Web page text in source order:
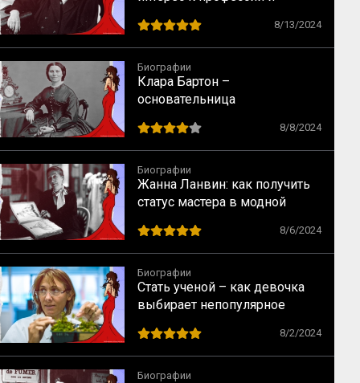
8/13/2024
Биографии
Клара Бартон –
основательница
Креста
8/8/2024
Биографии
Жанна Ланвин: как получить
статус мастера в модной
8/6/2024
Биографии
Стать ученой – как девочка
выбирает непопулярное
8/2/2024
Биографии